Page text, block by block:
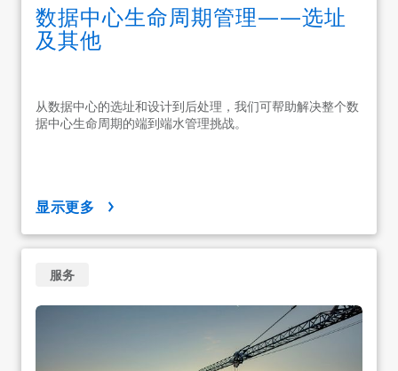
数据中心生命周期管理——选址
及其他
从数据中心的选址和设计到后处理，我们可帮助解决整个数
据中心生命周期的端到端水管理挑战。
显示更多
服务